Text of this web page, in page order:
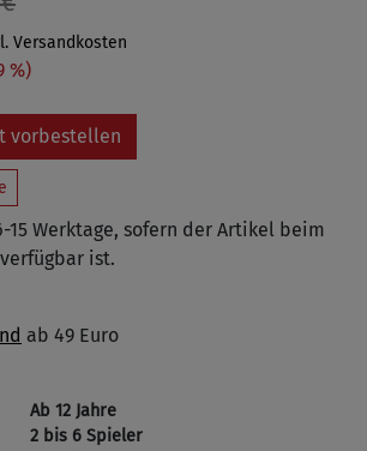
Versandkosten
%)
vorbestellen
15 Werktage, sofern der Artikel beim
ist.
ab 49 Euro
Ab 12 Jahre
2 bis 6 Spieler